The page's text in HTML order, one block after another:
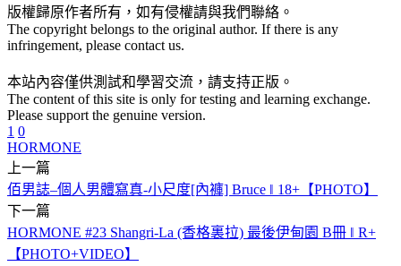
版權歸原作者所有，如有侵權請與我們聯絡。
The copyright belongs to the original author. If there is any
infringement, please contact us.
本站內容僅供測試和學習交流，請支持正版。
The content of this site is only for testing and learning exchange.
Please support the genuine version.
1 0
HORMONE
上一篇
佰男誌–個人男體寫真-小尺度[內褲] Bruce ‖ 18+【PHOTO】
下一篇
HORMONE #23 Shangri-La (香格裏拉) 最後伊甸園 B冊 ‖ R+
【PHOTO+VIDEO】